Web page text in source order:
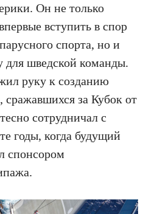
Он не только
вступить в спор
спорта, но и
для шведской команды.
руку к созданию
сражавшихся за Кубок от
сотрудничал с
годы, когда будущий
спонсором